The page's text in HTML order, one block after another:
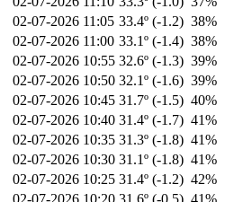
02-07-2026 11:05 33.4º (-1.2) 38%
02-07-2026 11:00 33.1º (-1.4) 38%
02-07-2026 10:55 32.6º (-1.3) 39%
02-07-2026 10:50 32.1º (-1.6) 39%
02-07-2026 10:45 31.7º (-1.5) 40%
02-07-2026 10:40 31.4º (-1.7) 41%
02-07-2026 10:35 31.3º (-1.8) 41%
02-07-2026 10:30 31.1º (-1.8) 41%
02-07-2026 10:25 31.4º (-1.2) 42%
02-07-2026 10:20 31.6º (-0.5) 41%